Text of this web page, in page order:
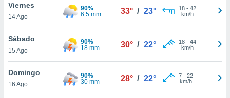
de
sitio
te
de que
Viernes
14 Ago
90%
6.5 mm
33° / 23° 18- 42
km/h
Sábado
15 Ago
90%
18 mm
30° / 22° 18- 44
km/h
Domingo
16 Ago
90%
30 mm
28° / 22° 7- 22
km/h